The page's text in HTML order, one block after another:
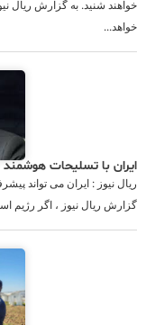
خواهند شنید. به گزارش ریال
خواهد...
ایران با تسلیحات هوشمند
ریال نیوز : ایران می تواند
گزارش ریال نیوز ، اگر رژیم